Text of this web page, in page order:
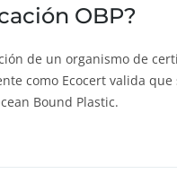
(alemán)
OBP?
de un organismo de
como Ecocert valida
Bound Plastic.